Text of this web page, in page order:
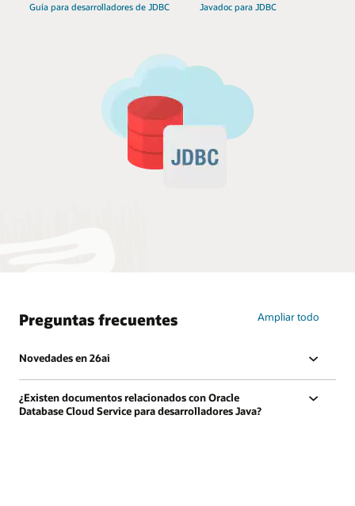
Guía para desarrolladores de JDBC Javadoc para JDBC
Preguntas frecuentes Ampliar todo
Novedades en 26ai
¿Existen documentos relacionados con Oracle
Database Cloud Service para desarrolladores Java?